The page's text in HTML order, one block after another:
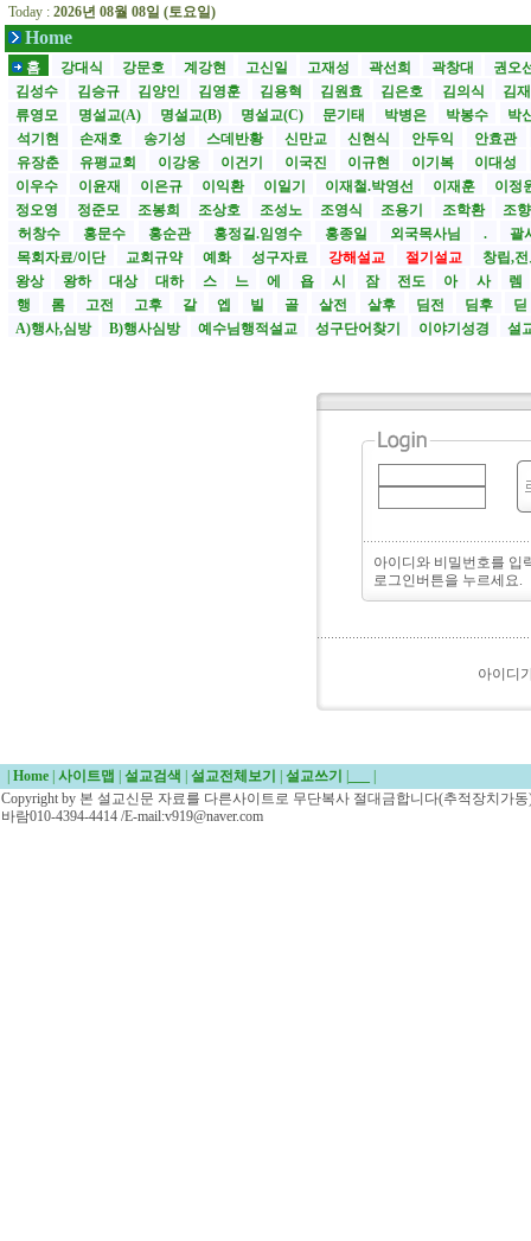
Today : 2026년 08월 08일 (토요일)
Home
홈 강대식 강문호 계강현 고신일 고재성 곽선희 곽창대
권오
김성수
김승규 김양인 김영훈 김용혁 김원효 김은호 김의식
김
류영모
명설교(A) 명설교(B) 명설교(C) 문기태 박병은 박봉수
박
석기현
손재호 송기성 스데반황 신만교 신현식 안두익
안효관
유장춘
유평교회 이강웅 이건기 이국진 이규현 이기복
이대성
이우수
이윤재 이은규 이익환 이일기 이재철.박영선 이재훈
이정
정오영
정준모 조봉희 조상호 조성노 조영식 조용기 조학환
조
허창수
홍문수 홍순관 홍정길.임영수 홍종일 외국목사님 .
괄
목회자료/이단
교회규약 예화 성구자료 강해설교 절기설교
창립,
왕상
왕하 대상 대하 스 느 에 욥 시 잠 전도 아 사
렘
행
롬 고전 고후 갈 엡 빌 골 살전 살후 딤전 딤후
딛
A)행사,심방
B)행사심방 예수님행적설교 성구단어찾기 이야기성경 설
아이디와 비밀번호를 입
로그인버튼을 누르세요.
아이디
Home 사이트맵 설교검색 설교전체보기 설교쓰기
Copyright by 본 설교신문 자료를 다른사이트로 무단복사 절대금합니다(추적장치가
바람010-4394-4414 /E-mail:v919@naver.com